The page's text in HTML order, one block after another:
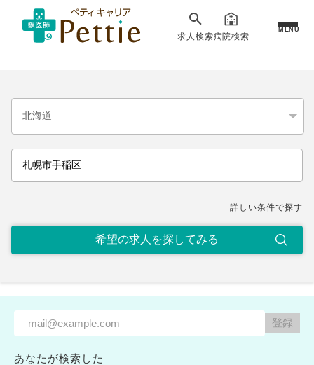
求人検索病院検索
MENU
詳しい条件で探す
あなたが検索した